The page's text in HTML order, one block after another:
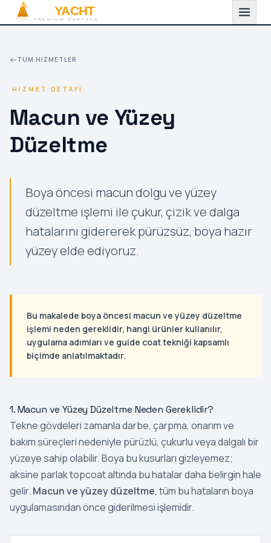
TUM HIZMETLER
HIZMET DETAYI
Macun ve Yüzey
Düzeltme
Boya öncesi macun dolgu ve yüzey
düzeltme işlemi ile çukur, çizik ve dalga
hatalarını gidererek pürüzsüz, boya hazır
yüzey elde ediyoruz.
Bu makalede boya öncesi macun ve yüzey düzeltme
işlemi neden gereklidir, hangi ürünler kullanılır,
uygulama adımları ve guide coat tekniği kapsamlı
biçimde anlatılmaktadır.
1. Macun ve Yüzey Düzeltme Neden Gereklidir?
Tekne gövdeleri zamanla darbe, çarpma, onarım ve
bakım süreçleri nedeniyle pürüzlü, çukurlu veya dalgalı bir
yüzeye sahip olabilir. Boya bu kusurları gizleyemez;
aksine parlak topcoat altında bu hatalar daha belirgin hale
gelir. Macun ve yüzey düzeltme, tüm bu hataların boya
uygulamasından önce giderilmesi işlemidir.